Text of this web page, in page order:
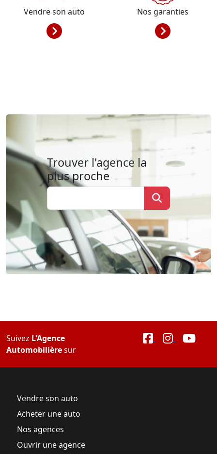
Vendre son auto Nos garanties
Trouver l'agence la
plus proche
Suivez L'Agence
Automobilièresur
Vendre son auto
Acheter une auto
Nos agences
Ouvrir une agence